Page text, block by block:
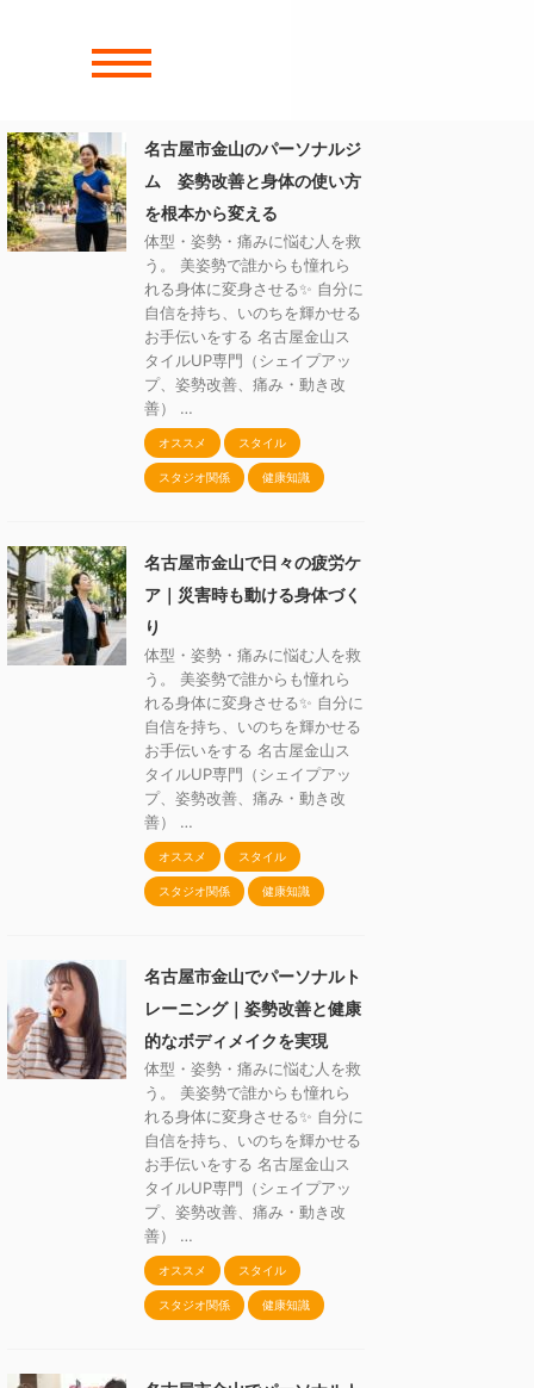
名古屋市金山のパーソナルジ
ム 姿勢改善と身体の使い方
を根本から変える
体型・姿勢・痛みに悩む人を救
う。 美姿勢で誰からも憧れら
れる身体に変身させる✨ 自分に
自信を持ち、いのちを輝かせる
お手伝いをする 名古屋金山ス
タイルUP専門（シェイプアッ
プ、姿勢改善、痛み・動き改
善） …
オススメ スタイル
スタジオ関係 健康知識
名古屋市金山で日々の疲労ケ
ア｜災害時も動ける身体づく
り
体型・姿勢・痛みに悩む人を救
う。 美姿勢で誰からも憧れら
れる身体に変身させる✨ 自分に
自信を持ち、いのちを輝かせる
お手伝いをする 名古屋金山ス
タイルUP専門（シェイプアッ
プ、姿勢改善、痛み・動き改
善） …
オススメ スタイル
スタジオ関係 健康知識
名古屋市金山でパーソナルト
レーニング｜姿勢改善と健康
的なボディメイクを実現
体型・姿勢・痛みに悩む人を救
う。 美姿勢で誰からも憧れら
れる身体に変身させる✨ 自分に
自信を持ち、いのちを輝かせる
お手伝いをする 名古屋金山ス
タイルUP専門（シェイプアッ
プ、姿勢改善、痛み・動き改
善） …
オススメ スタイル
スタジオ関係 健康知識